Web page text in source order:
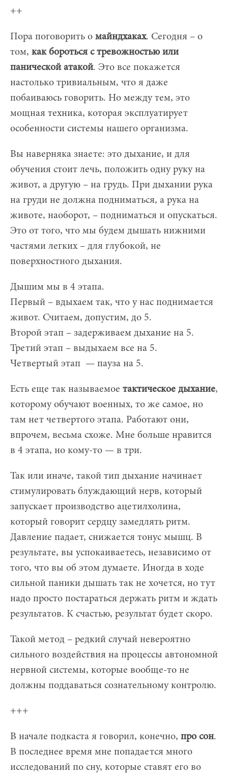
++
Пора поговорить о майндхаках. Сегодня – о
том, как бороться с тревожностью или
панической атакой. Это все покажется
настолько тривиальным, что я даже
побаиваюсь говорить. Но между тем, это
мощная техника, которая эксплуатирует
особенности системы нашего организма.
Вы наверняка знаете: это дыхание, и для
обучения стоит лечь, положить одну руку на
живот, а другую – на грудь. При дыхании рука
на груди не должна подниматься, а рука на
животе, наоборот, – подниматься и опускаться.
Это от того, что мы будем дышать нижними
частями легких – для глубокой, не
поверхностного дыхания.
Дышим мы в 4 этапа.
Первый – вдыхаем так, что у нас поднимается
живот. Считаем, допустим, до 5.
Второй этап – задерживаем дыхание на 5.
Третий этап – выдыхаем все на 5.
Четвертый этап — пауза на 5.
Есть еще так называемое тактическое дыхание,
которому обучают военных, то же самое, но
там нет четвертого этапа. Работают они,
впрочем, весьма схоже. Мне больше нравится
в 4 этапа, но кому-то — в три.
Так или иначе, такой тип дыхание начинает
стимулировать блуждающий нерв, который
запускает производство ацетилхолина,
который говорит сердцу замедлять ритм.
Давление падает, снижается тонус мышц. В
результате, вы успокаиваетесь, независимо от
того, что вы об этом думаете. Иногда в ходе
сильной паники дышать так не хочется, но тут
надо просто постараться держать ритм и ждать
результатов. К счастью, результат будет скоро.
Такой метод – редкий случай невероятно
сильного воздействия на процессы автономной
нервной системы, которые вообще-то не
должны поддаваться сознательному контролю.
+++
В начале подкаста я говорил, конечно, про сон.
В последнее время мне попадается много
исследований по сну, которые ставят его во